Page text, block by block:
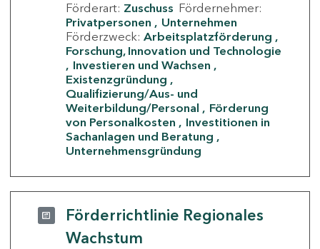
Förderart: Zuschuss Fördernehmer:
Privatpersonen
Unternehmen
Förderzweck: Arbeitsplatzförderung
Forschung, Innovation und Technologie
Investieren und Wachsen
Existenzgründung
Qualifizierung/Aus- und
Weiterbildung/Personal
Förderung
von Personalkosten
Investitionen in
Sachanlagen und Beratung
Unternehmensgründung
Förderrichtlinie Regionales
Wachstum